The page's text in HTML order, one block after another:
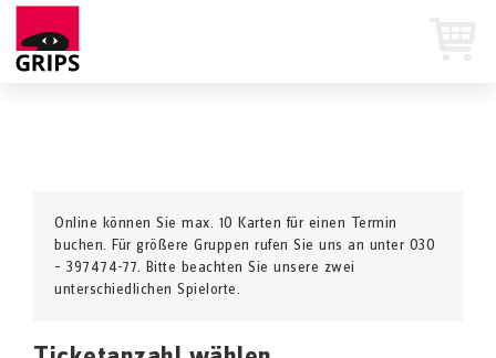
Online können Sie max. 10 Karten für einen Termin
buchen. Für größere Gruppen rufen Sie uns an unter 030
– 397474-77. Bitte beachten Sie unsere zwei
unterschiedlichen Spielorte.